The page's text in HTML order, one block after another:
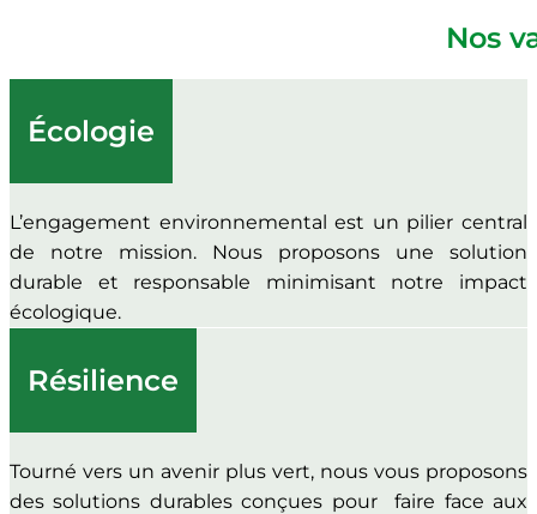
Nos
Écologie
L’engagement environnemental est un pilier central
de notre mission. Nous proposons une solution
durable et responsable minimisant notre impact
écologique.
Résilience
Tourné vers un avenir plus vert, nous vous proposons
des solutions durables conçues pour faire face aux